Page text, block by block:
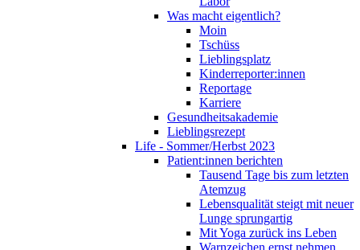
Was macht eigentlich?
Moin
Tschüss
Lieblingsplatz
Kinderreporter:innen
Reportage
Karriere
Gesundheitsakademie
Lieblingsrezept
Life - Sommer/Herbst 2023
Patient:innen berichten
Tausend Tage bis zum letzten
Atemzug
Lebensqualität steigt mit neuer
Lunge sprungartig
Mit Yoga zurück ins Leben
Warnzeichen ernst nehmen